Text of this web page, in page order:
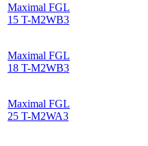
Maximal FGL
15 T-M2WB3
Maximal FGL
18 T-M2WB3
Maximal FGL
25 T-M2WA3